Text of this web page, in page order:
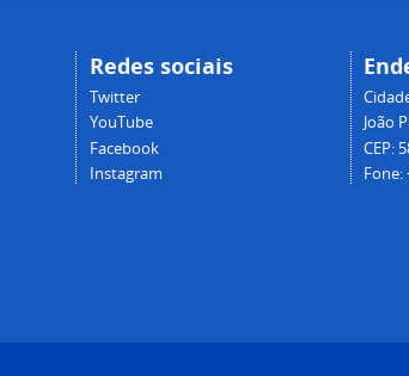
Redes sociais
Twitter
YouTube
Facebook
Instagram
João
CEP:
Fone: